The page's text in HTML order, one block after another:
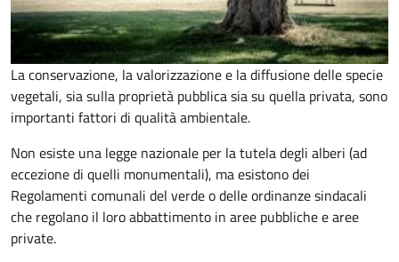
La conservazione, la valorizzazione e la diffusione delle specie
vegetali, sia sulla proprietà pubblica sia su quella privata, sono
importanti fattori di qualità ambientale.
Non esiste una legge nazionale per la tutela degli alberi (ad
eccezione di quelli monumentali), ma esistono dei
Regolamenti comunali del verde o delle ordinanze sindacali
che regolano il loro abbattimento in aree pubbliche e aree
private.